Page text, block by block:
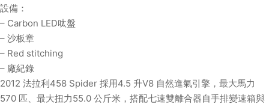
設備：
– Carbon LED呔盤
– 沙板章
– Red stitching
– 廠紀錄
2012 法拉利458 Spider 採用4.5 升V8 自然進氣引擎，最大馬力
570 匹、最大扭力55.0 公斤米，搭配七速雙離合器自手排變速箱與